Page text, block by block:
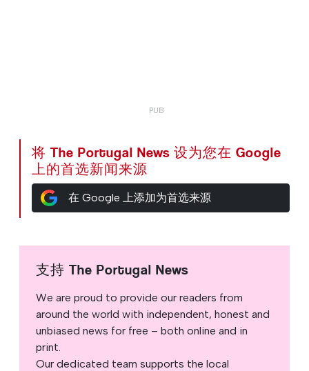
将 The Portugal News 设为您在 Google
上的首选新闻来源
在 Google 上添加为首选来源
支持 The Portugal News
We are proud to provide our readers from
around the world with independent, honest and
unbiased news for free – both online and in
print.
Our dedicated team supports the local